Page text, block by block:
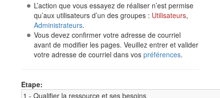
L’action que vous essayez de réaliser n’est permise
qu’aux utilisateurs d’un des groupes : Utilisateurs,
Administrateurs.
Vous devez confirmer votre adresse de courriel
avant de modifier les pages. Veuillez entrer et valider
votre adresse de courriel dans vos préférences.
Etape: